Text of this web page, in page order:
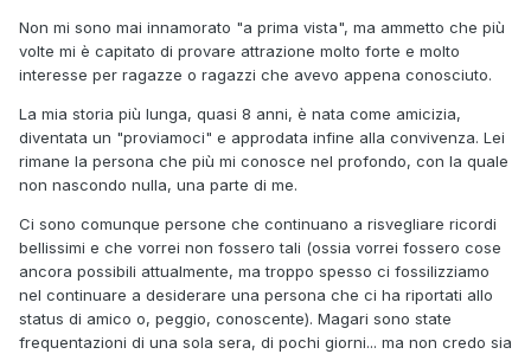
Non mi sono mai innamorato "a prima vista", ma ammetto che più
volte mi è capitato di provare attrazione molto forte e molto
interesse per ragazze o ragazzi che avevo appena conosciuto.
La mia storia più lunga, quasi 8 anni, è nata come amicizia,
diventata un "proviamoci" e approdata infine alla convivenza. Lei
rimane la persona che più mi conosce nel profondo, con la quale
non nascondo nulla, una parte di me.
Ci sono comunque persone che continuano a risvegliare ricordi
bellissimi e che vorrei non fossero tali (ossia vorrei fossero cose
ancora possibili attualmente, ma troppo spesso ci fossilizziamo
nel continuare a desiderare una persona che ci ha riportati allo
status di amico o, peggio, conoscente). Magari sono state
frequentazioni di una sola sera, di pochi giorni... ma non credo sia